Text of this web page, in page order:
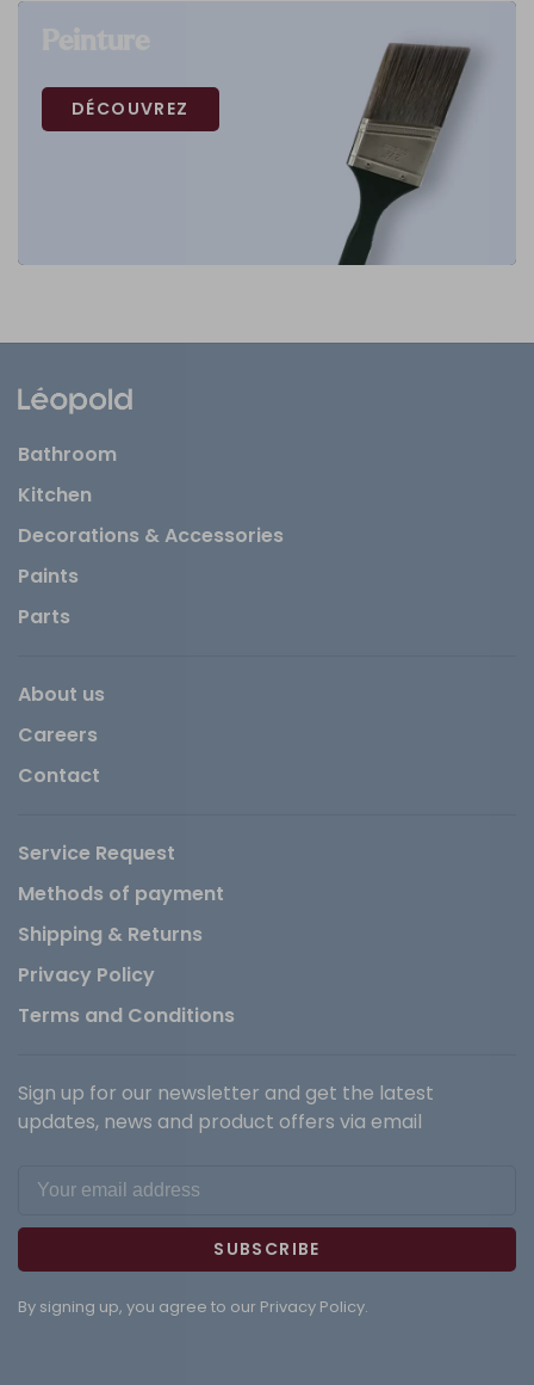
DÉCOUVREZ
Bathroom
Kitchen
Decorations & Accessories
Paints
Parts
About us
Careers
Contact
Service Request
Methods of payment
Shipping & Returns
Privacy Policy
Terms and Conditions
Sign up for our newsletter and get the latest
updates, news and product offers via email
SUBSCRIBE
By signing up, you agree to our Privacy Policy.